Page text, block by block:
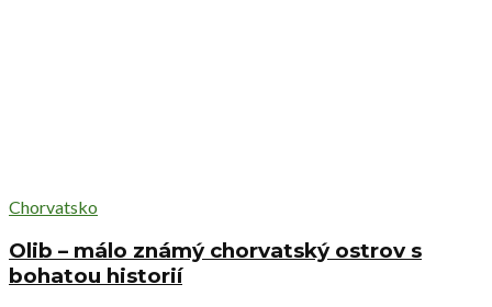
Chorvatsko
Olib – málo známý chorvatský ostrov s
bohatou historií